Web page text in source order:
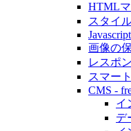
HTML
スタイ
Javascript
画像の
レスポ
スマー
CMS -
イ
デ